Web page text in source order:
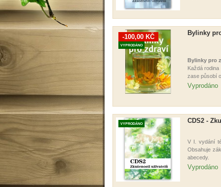
Bylinky
-100,00 KČ
VYPRODÁNO
Bylinky pro
Každá
zase působí
Vyprodáno
CDS2 -
VYPRODÁNO
V I. vydání
Obsahuje
abecedy.
Vyprodáno